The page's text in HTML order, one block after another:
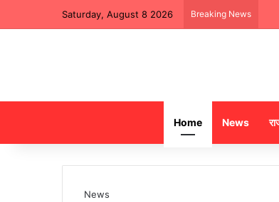
Saturday, August 8 2026 Breaking News
Home News
News